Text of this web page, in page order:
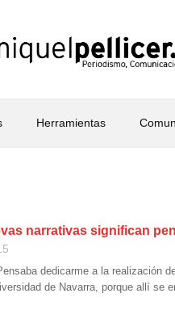
Herramientas
narrativas significan
dedicarme a la realización
de Navarra, porque allí